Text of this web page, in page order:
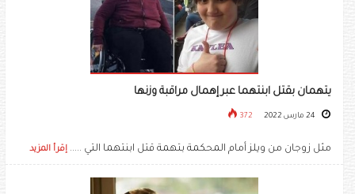
يتهمان بقتل ابنتهما عبر إهمال مراقبة وزنها
372
مثل زوجان من ويلز أمام المحكمة بتهمة قتل ابنتهما التي ..... إقرأ المزيد